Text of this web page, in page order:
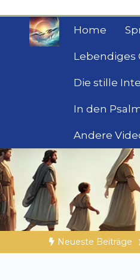
springen
Home
Lebendiges
Die stille
In den
Andere
Biblische
Neueste Beiträge
Gottes Wort heiligt: